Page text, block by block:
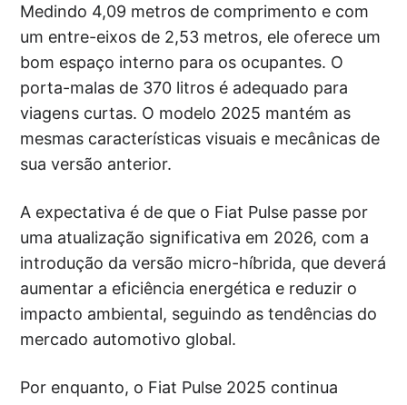
Medindo 4,09 metros de comprimento e com
um entre-eixos de 2,53 metros, ele oferece um
bom espaço interno para os ocupantes. O
porta-malas de 370 litros é adequado para
viagens curtas. O modelo 2025 mantém as
mesmas características visuais e mecânicas de
sua versão anterior.
A expectativa é de que o Fiat Pulse passe por
uma atualização significativa em 2026, com a
introdução da versão micro-híbrida, que deverá
aumentar a eficiência energética e reduzir o
impacto ambiental, seguindo as tendências do
mercado automotivo global.
Por enquanto, o Fiat Pulse 2025 continua